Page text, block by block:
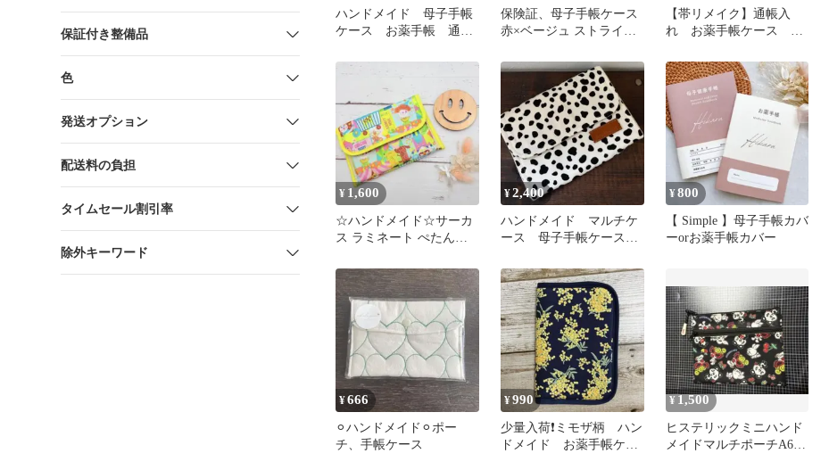
保証付き整備品
色
発送オプション
配送料の負担
タイムセール割引率
除外キーワード
ハンドメイド 母子手帳
ケース お薬手帳 通帳
保険証、母子手帳ケース
赤×ベージュ ストライプ
【帯リメイク】通帳入
れ お薬手帳ケース マ
¥ 1,600
☆ハンドメイド☆サーカ
ス ラミネート ぺたんこ
¥2,400
ハンドメイド マルチケ
ース 母子手帳ケース
¥800
【 Simple 】母子手帳カバ
ーorお薬手帳カバー
¥666
⚪︎ハンドメイド⚪︎ポー
チ、手帳ケース
¥990
少量入荷❗️ミモザ柄 ハン
ドメイド お薬手帳ケー
¥ 1,500
ヒステリックミニハンド
メイドマルチポーチA6サ